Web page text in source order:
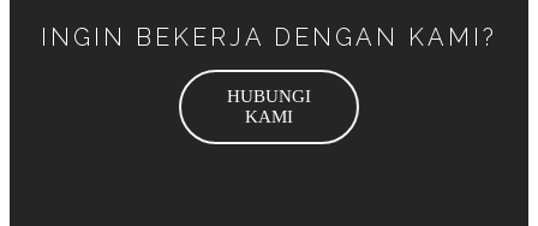
INGIN BEKERJA DENGAN KAMI?
HUBUNGI
KAMI